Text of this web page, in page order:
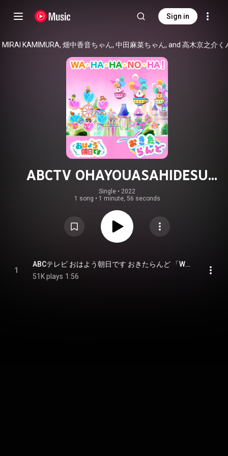
Sign in
MIRAI KAMIMURA, 畑中香音ちゃん, 中田麻菜ちゃん, and 高木京之介く
ABCTV OHAYOUASAHIDESU
OKITALAND WA・HA・HA・NO・HA
Single • 2022
1 song • 1 minute, 56 seconds
1
ABCテレビ おはよう朝日です おきたらんど 「WA・HA・HA・NO・HA！」 - ABCTV OHAYOUASAHIDESU OKITALAND　WA・HA・HA・NO・HA！
51K plays 1:56